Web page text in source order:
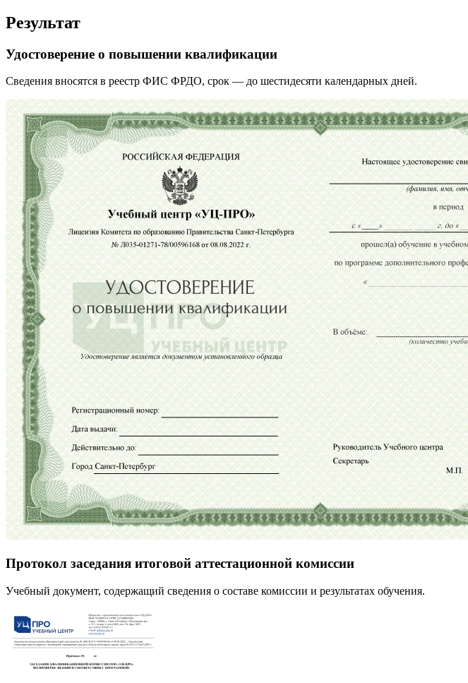
Результат
Удостоверение о повышении квалификации
Сведения вносятся в реестр ФИС ФРДО, срок — до шестидесяти календарных дней.
Протокол заседания итоговой аттестационной комиссии
Учебный документ, содержащий сведения о составе комиссии и результатах обучения.